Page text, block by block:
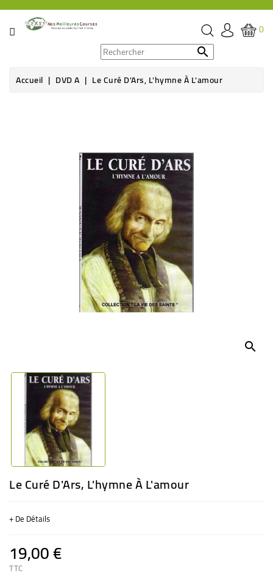
CATÉGORIE
ÉPICERIE
0

Accueil DVD A Le Curé D'Ars, L'hymne À L'amour
search
Le Curé D'Ars, L'hymne À L'amour
+ De Détails
19,00 €
TTC